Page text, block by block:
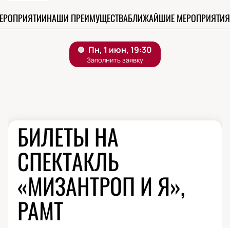
НАШИ ПРЕИМУЩЕСТВАБЛИЖАЙШИЕ МЕРОПРИЯТИЯ
БИЛЕТЫ НА
СПЕКТАКЛЬ
«МИЗАНТРОП И Я»,
РАМТ